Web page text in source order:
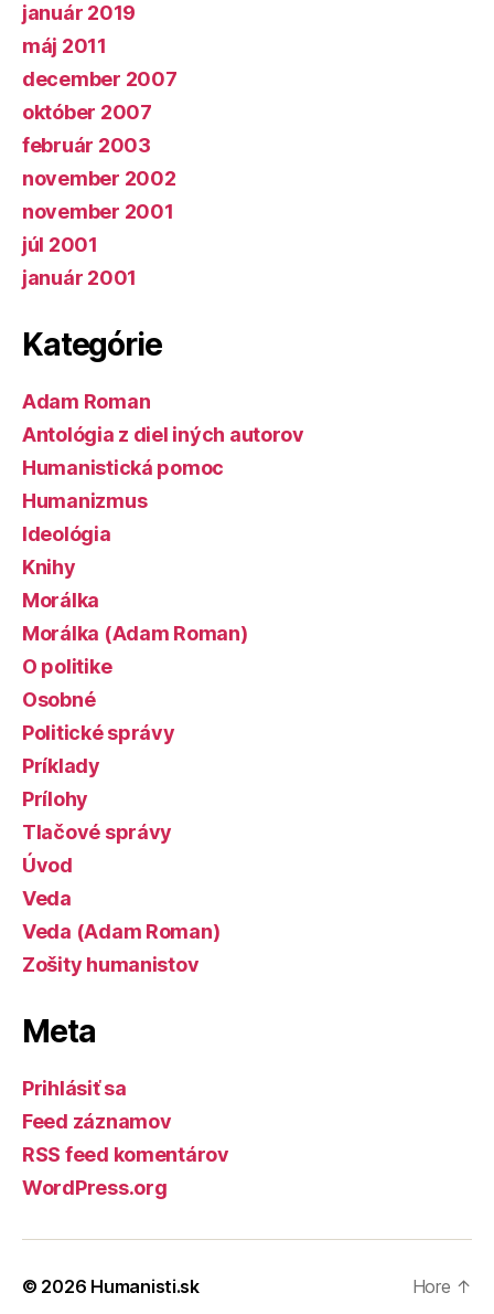
január 2019
máj 2011
december 2007
október 2007
február 2003
november 2002
november 2001
júl 2001
január 2001
Kategórie
Adam Roman
Antológia z diel iných autorov
Humanistická pomoc
Humanizmus
Ideológia
Knihy
Morálka
Morálka (Adam Roman)
O politike
Osobné
Politické správy
Príklady
Prílohy
Tlačové správy
Úvod
Veda
Veda (Adam Roman)
Zošity humanistov
Meta
Prihlásiť sa
Feed záznamov
RSS feed komentárov
WordPress.org
© 2026 Humanisti.sk Hore ↑